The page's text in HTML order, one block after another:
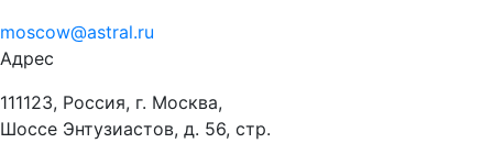
moscow@astral.ru
Адрес
111123, Россия, г. Москва,
Шоссе Энтузиастов, д. 56, стр.